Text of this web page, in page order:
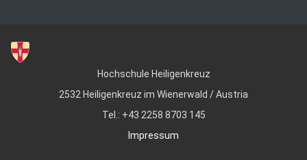
Hochschule Heiligenkreuz
2532 Heiligenkreuz im Wienerwald / Austria
Tel.: +43 2258 8703 145
Impressum